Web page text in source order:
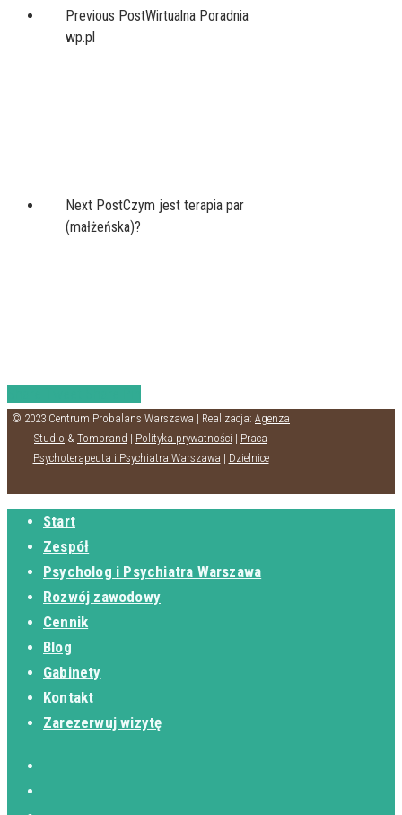
Previous PostWirtualna Poradnia
wp.pl
Next PostCzym jest terapia par
(małżeńska)?
© 2023 Centrum Probalans Warszawa | Realizacja: Agenza
Studio & Tombrand | Polityka prywatności | Praca
Psychoterapeuta i Psychiatra Warszawa | Dzielnice
Start
Zespół
Psycholog i Psychiatra Warszawa
Rozwój zawodowy
Cennik
Blog
Gabinety
Kontakt
Zarezerwuj wizytę